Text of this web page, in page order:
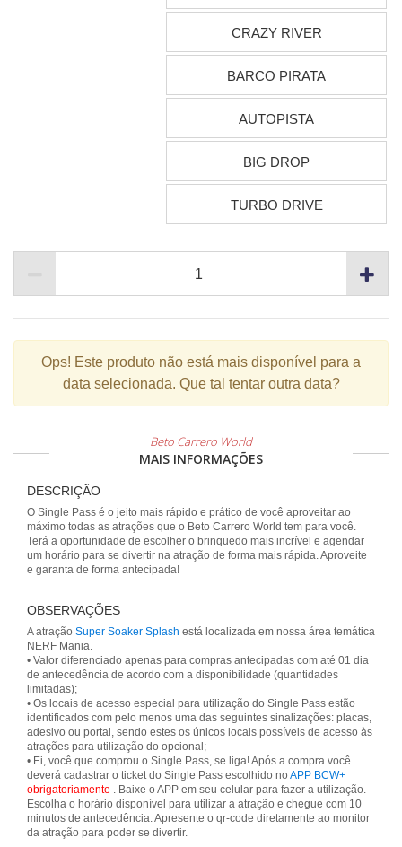
CRAZY RIVER
BARCO PIRATA
AUTOPISTA
BIG DROP
TURBO DRIVE
Ops! Este produto não está mais disponível para a
data selecionada. Que tal tentar outra data?
Beto Carrero World
MAIS INFORMAÇÕES
DESCRIÇÃO
O Single Pass é o jeito mais rápido e prático de você aproveitar ao
máximo todas as atrações que o Beto Carrero World tem para você.
Terá a oportunidade de escolher o brinquedo mais incrível e agendar
um horário para se divertir na atração de forma mais rápida. Aproveite
e garanta de forma antecipada!
OBSERVAÇÕES
A atração Super Soaker Splash está localizada em nossa área temática
NERF Mania.
• Valor diferenciado apenas para compras antecipadas com até 01 dia
de antecedência de acordo com a disponibilidade (quantidades
limitadas);
• Os locais de acesso especial para utilização do Single Pass estão
identificados com pelo menos uma das seguintes sinalizações: placas,
adesivo ou portal, sendo estes os únicos locais possíveis de acesso às
atrações para utilização do opcional;
• Ei, você que comprou o Single Pass, se liga! Após a compra você
deverá cadastrar o ticket do Single Pass escolhido no APP BCW+
obrigatoriamente . Baixe o APP em seu celular para fazer a utilização.
Escolha o horário disponível para utilizar a atração e chegue com 10
minutos de antecedência. Apresente o qr-code diretamente ao monitor
da atração para poder se divertir.